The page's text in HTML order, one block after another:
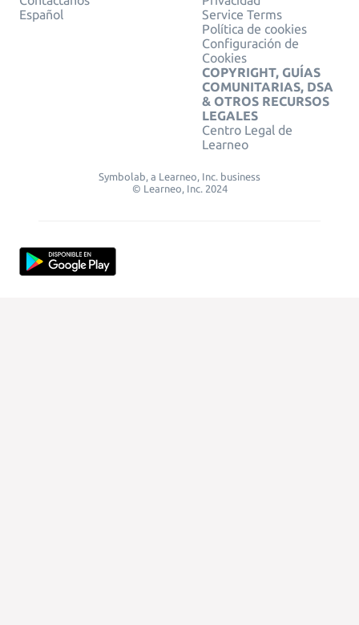
Español
Service Terms
Política de cookies
Configuración de
Cookies
COPYRIGHT, GUÍAS
COMUNITARIAS, DSA
& OTROS RECURSOS
LEGALES
Centro Legal de
Learneo
Symbolab, a Learneo, Inc. business
© Learneo, Inc. 2024